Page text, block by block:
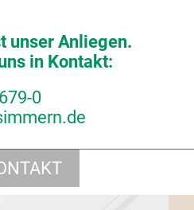
unser Anliegen.
in Kontakt:
0